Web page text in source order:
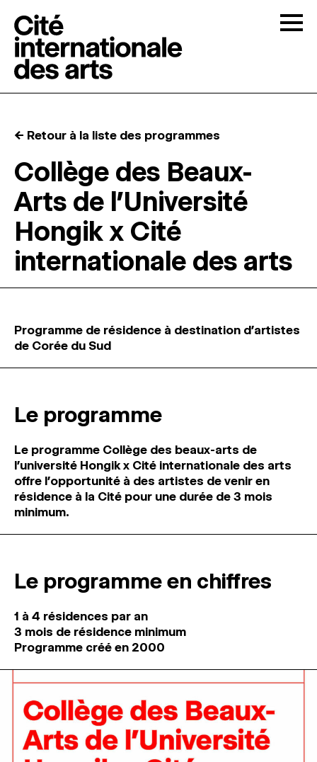
RÉSIDENCES ↓
ATELIERS OUVERTS
PROGRAMMATION
MAGAZINE
Recherche
↓
← Retour à la liste des programmes
Collège des Beaux-
Arts de l’Université
Hongik x Cité
internationale des arts
Programme de résidence à destination d’artistes
de Corée du Sud
Le programme
Le programme Collège des beaux-arts de
l’université Hongik x Cité internationale des arts
offre l’opportunité à des artistes de venir en
résidence à la Cité pour une durée de 3 mois
minimum.
Le programme en chiffres
1 à 4 résidences par an
3 mois de résidence minimum
Programme créé en 2000